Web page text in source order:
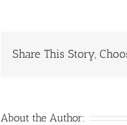
Share This Story,
About the Author: